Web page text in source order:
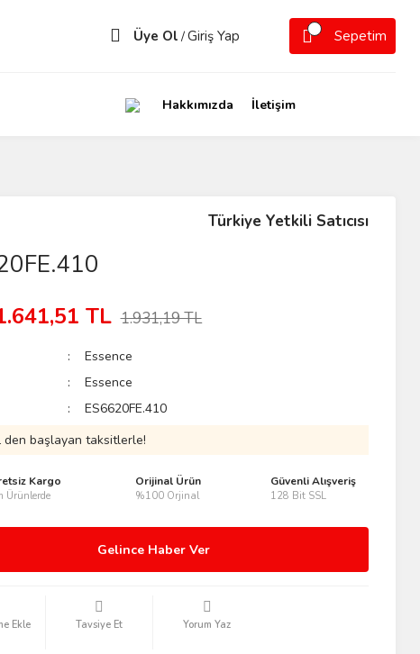
Üye Ol /Giriş Yap Sepetim
Hakkımızda İletişim
Türkiye Yetkili Satıcısı
TL 1.931,19 TL
Essence
Essence
ES6620FE.410
den başlayan taksitlerle!
Kargo
Ürünlerde
Orijinal Ürün
%100 Orjinal
Güvenli Alışveriş
128 Bit SSL
Gelince Haber Ver
Tavsiye Et Yorum Yaz